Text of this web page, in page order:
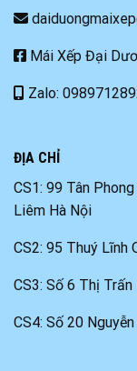
Mái Xếp Đại
Zalo:
ĐỊA CHỈ
CS1: 99 Tân
Liêm Hà Nội
CS2: 95 Thuý Lĩnh
CS3: Số 6 Thị
CS4: Số 20